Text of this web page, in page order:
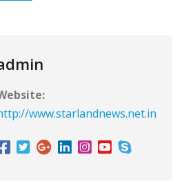
www.starlandnews.net.in